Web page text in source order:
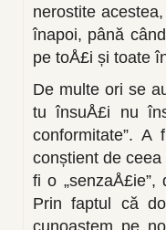
nerostite
înapoi, până
pe toÅ£i și toate
De multe ori se
tu însuÅ£i nu
conformitate”.
conștient de
fi o
Prin faptul că
cunoaștem pe